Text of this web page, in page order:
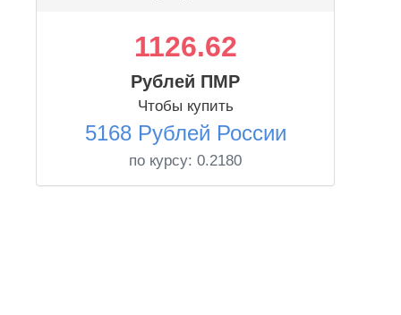
1126.62
Рублей ПМР
Чтобы купить
5168 Рублей России
по курсу: 0.2180